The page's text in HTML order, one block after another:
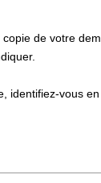
de votre
identifiez-vous